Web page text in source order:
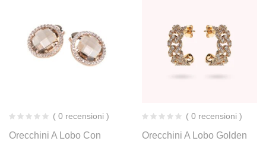
( 0 recensioni )
Orecchini A Lobo Con
( 0 recensioni )
Orecchini A Lobo Golden